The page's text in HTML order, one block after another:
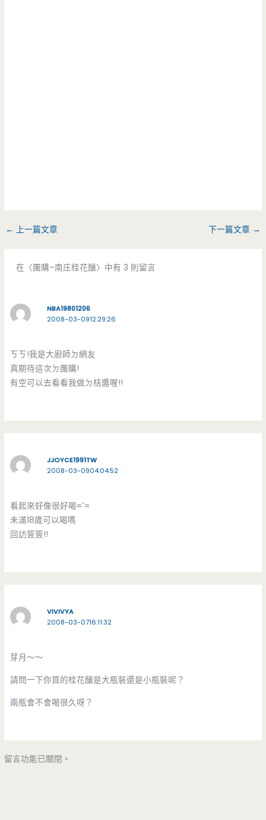
← 上一篇文章 下一篇文章 →
在〈團購–南庄桂花釀〉中有 3 則留言
NBA19801206
2008-03-0912:29:26
ㄎㄎ!我是大廚師ㄉ網友
真期待這次ㄉ團購!
有空可以去看看我做ㄉ桔醬喔!!
JJOYCE1991TW
2008-03-0904:04:52
看起來好像很好喝=ˇ=
未滿18歲可以喝嗎
回訪簽簽!!
VIVIVYA
2008-03-0716:11:32
芽月～～
請問一下你買的桂花釀是大瓶裝還是小瓶裝呢？
兩瓶會不會喝很久呀？
留言功能已關閉。